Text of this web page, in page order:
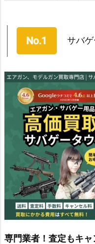
サバゲ
専門業者！査定もキャ